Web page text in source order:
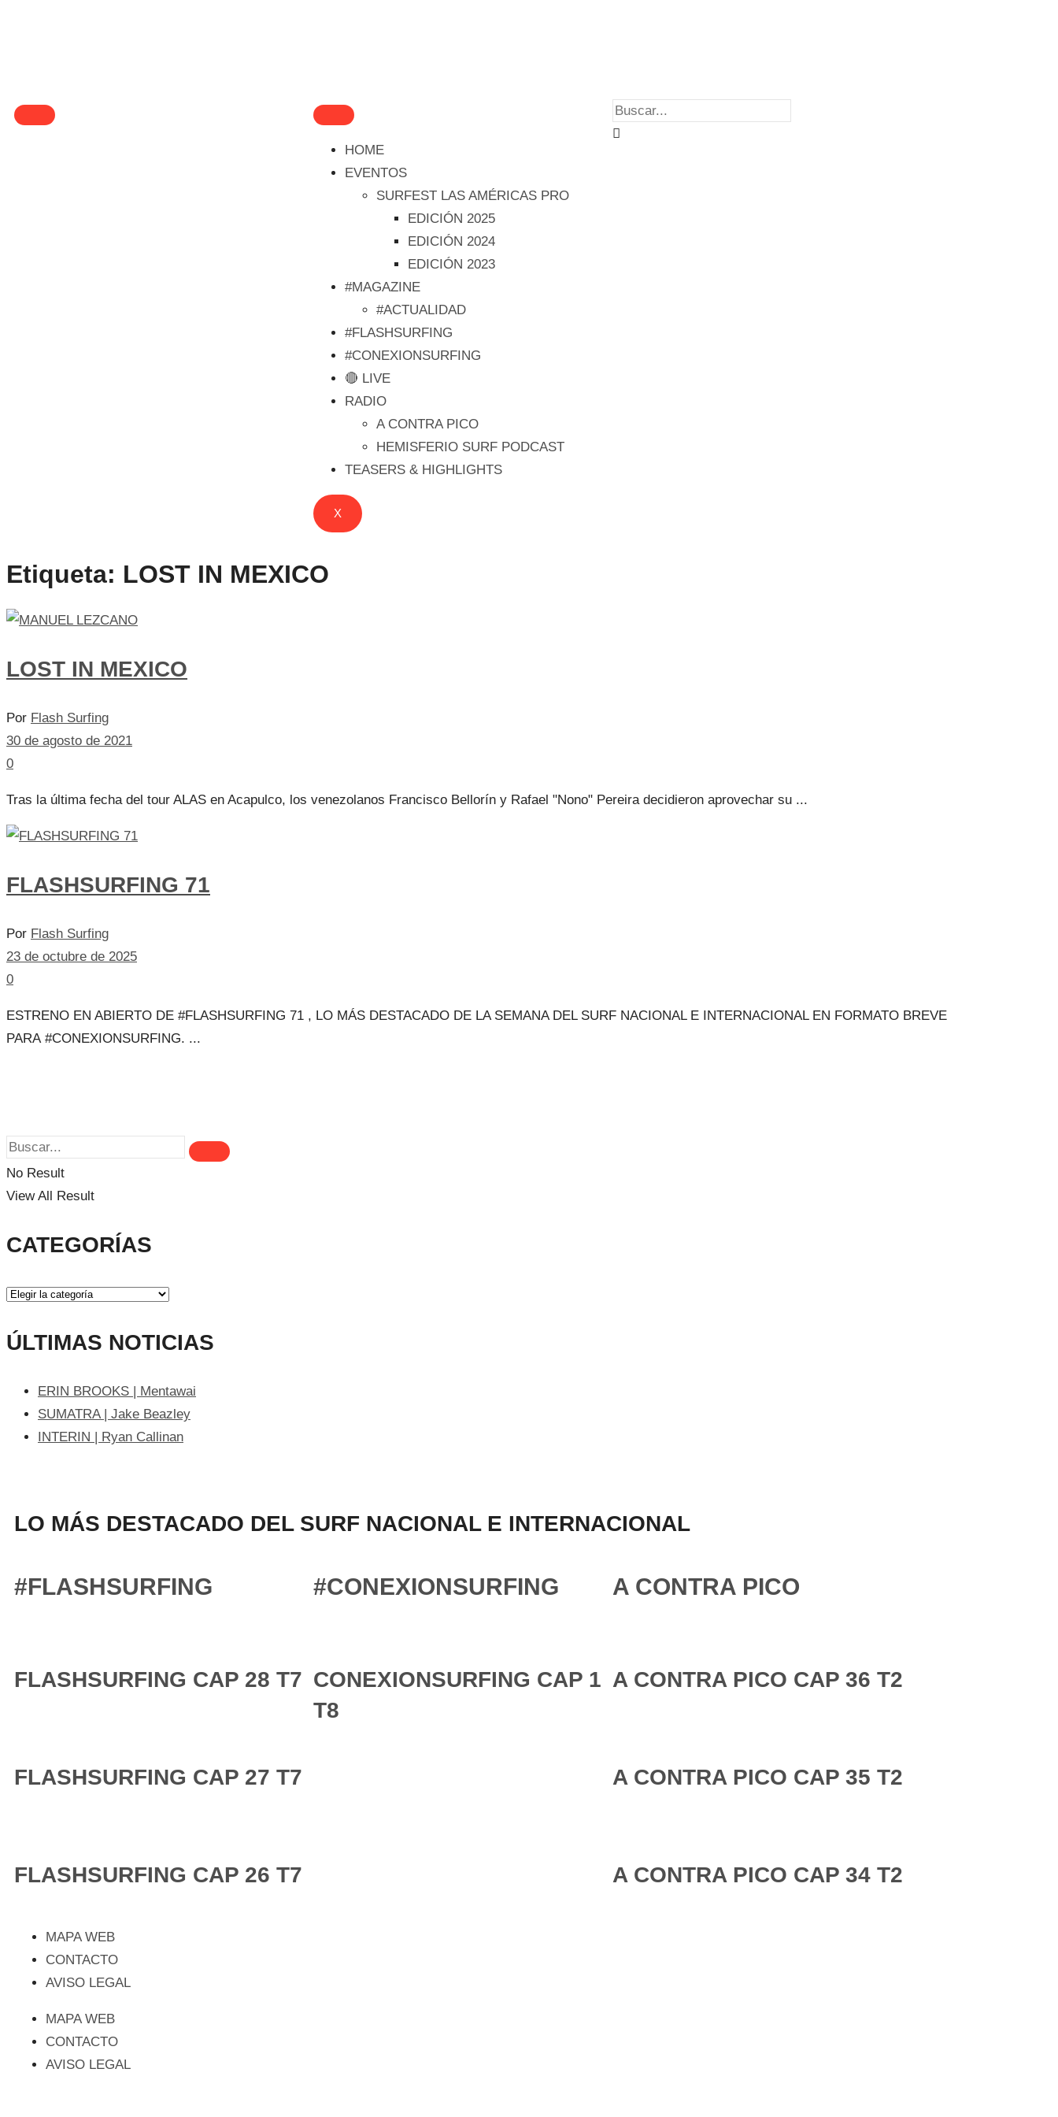
HOME
EVENTOS
SURFEST LAS AMÉRICAS PRO
EDICIÓN 2025
EDICIÓN 2024
EDICIÓN 2023
#MAGAZINE
#ACTUALIDAD
#FLASHSURFING
#CONEXIONSURFING
🔴 LIVE
RADIO
A CONTRA PICO
HEMISFERIO SURF PODCAST
TEASERS & HIGHLIGHTS
X
Etiqueta: LOST IN MEXICO
LOST IN MEXICO
Por Flash Surfing
30 de agosto de 2021
0
Tras la última fecha del tour ALAS en Acapulco, los venezolanos Francisco Bellorín y Rafael "Nono" Pereira decidieron aprovechar su ...
FLASHSURFING 71
Por Flash Surfing
23 de octubre de 2025
0
ESTRENO EN ABIERTO DE #FLASHSURFING 71 , LO MÁS DESTACADO DE LA SEMANA DEL SURF NACIONAL E INTERNACIONAL EN FORMATO BREVE
PARA #CONEXIONSURFING. ...
No Result
View All Result
CATEGORÍAS
ÚLTIMAS NOTICIAS
ERIN BROOKS | Mentawai
SUMATRA | Jake Beazley
INTERIN | Ryan Callinan
LO MÁS DESTACADO DEL SURF NACIONAL E INTERNACIONAL
#FLASHSURFING
FLASHSURFING CAP 28 T7
FLASHSURFING CAP 27 T7
FLASHSURFING CAP 26 T7
#CONEXIONSURFING
CONEXIONSURFING CAP 1
T8
A CONTRA PICO
A CONTRA PICO CAP 36 T2
A CONTRA PICO CAP 35 T2
A CONTRA PICO CAP 34 T2
MAPA WEB
CONTACTO
AVISO LEGAL
MAPA WEB
CONTACTO
AVISO LEGAL